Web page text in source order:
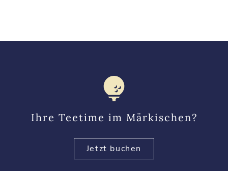
Ihre Teetime im Märkischen?
Jetzt buchen